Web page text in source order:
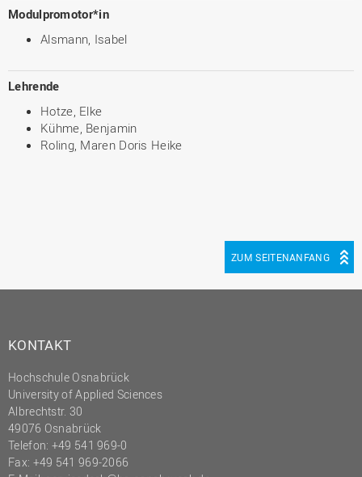
Modulpromotor*in
Alsmann, Isabel
Lehrende
Hotze, Elke
Kühme, Benjamin
Roling, Maren Doris Heike
ZUM SEITENANFANG
KONTAKT
Hochschule Osnabrück
University of Applied Sciences
Albrechtstr. 30
49076 Osnabrück
Telefon: +49 541 969-0
Fax: +49 541 969-2066